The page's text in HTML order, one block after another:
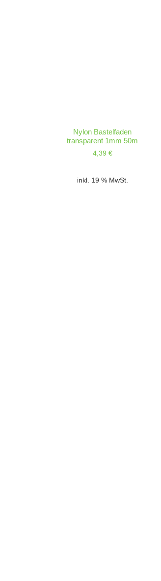
Nylon Bastelfaden
transparent 1mm 50m
4,39 €
inkl. 19 % MwSt.